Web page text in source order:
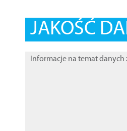
JAKOŚĆ
Informacje na temat danych